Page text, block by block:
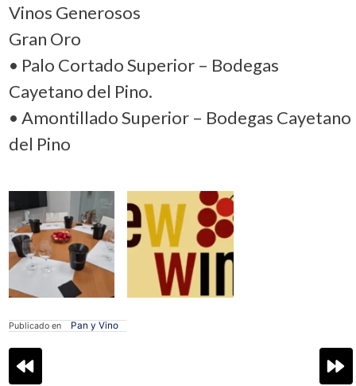
Vinos Generosos
Gran Oro
• Palo Cortado Superior – Bodegas
Cayetano del Pino.
• Amontillado Superior – Bodegas Cayetano
del Pino
Publicado en Pan y Vino
Navegación
de